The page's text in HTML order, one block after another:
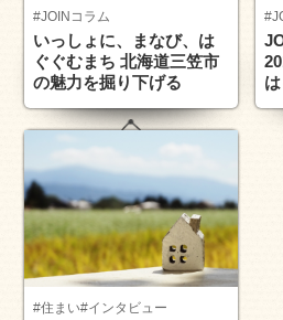
#JOINコラム
いっしょに、まなび、は
ぐぐむまち 北海道三笠市
の魅力を掘り下げる
#住まい#インタビュー